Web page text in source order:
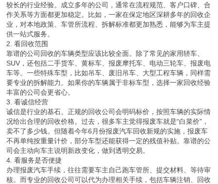
较长的行业经验。成立多年的公司，通常在流程规范、客户口碑、合
作关系等方面都更加稳定。比如，一家在保定地区深耕多年的回收企
业，对本地政策、车管所流程、拆解标准都更加熟悉，能够为车主提
供一站式服务。
2. 看回收范围
靠谱的公司回收的车辆类型应该比较全面。除了常见的家用轿车、
SUV，还包括二手货车、黄标车、报废摩托车、电动三轮车、报废电
车等。一些特殊车型，比如吊车、废旧吊车、大型工程车辆，同样需
要专业的拆解能力。如果你的车辆属于非标车型，选择一家回收经验
丰富的公司会更省心。
3. 看诚信经营
诚信是行业的基石。正规的回收公司会明码标价，按照车辆的实际情
况给出合理的回收价格。过去，很多车主觉得报废车就是“白菜价”，
卖不了多少钱。但随着今年6月份报废汽车回收新规的实施，报废车
不再单纯按重量计价，部分车型还能获得一定的残值补贴。靠谱的公
司会主动向车主说明新政变化，做到透明交易。
4. 看服务是否便捷
办理报废汽车手续，往往需要车主自己跑车管所、提交材料、等待审
核。而专业的回收公司可以代为办理相关手续，包括车辆注销、回收